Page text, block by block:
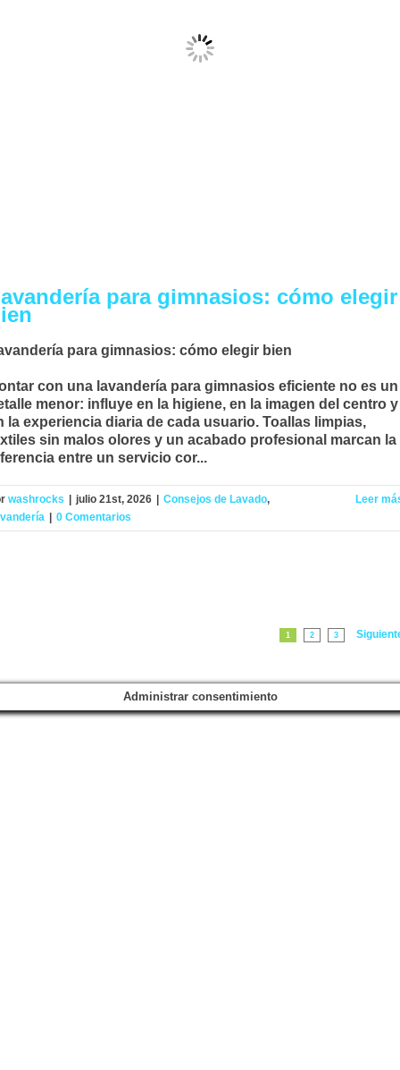
para gimnasios: cómo elegir
para gimnasios: cómo elegir bien
con una lavandería para gimnasios eficiente no es un
menor: influye en la higiene, en la imagen del centro y
la experiencia diaria de cada usuario. Toallas limpias,
sin malos olores y un acabado profesional marcan la
entre un servicio cor...
washrocks | julio 21st, 2026 | Consejos de Lavado,
| 0 Comentarios
Leer
1 2 3
Administrar consentimiento